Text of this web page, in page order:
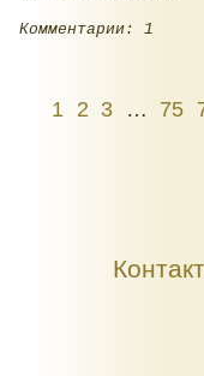
Комментарии: 1
1 2 3 … 75